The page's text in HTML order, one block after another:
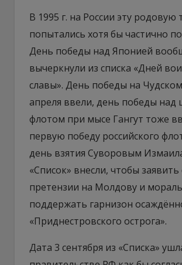
В 1995 г. на России эту родовую
попытались хотя бы частично
День победы над Японией
вычеркнули из списка «Дней
славы». День победы на
апреля ввели, день победы над
флотом при мысе Гангут тоже
первую победу российского
день взятия Суворовым
«Список» внесли, чтобы заявить
претензии на Молдову и
поддержать гарнизон
«Приднестровского острога».
Дата 3 сентября из «Списка»